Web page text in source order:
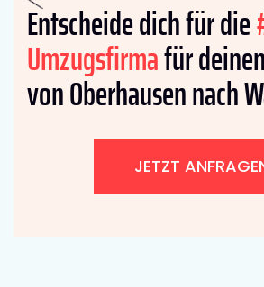
Entscheide dich für die
Umzugsfirmafür
von Oberhausen nach
JETZT